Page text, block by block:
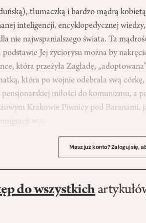
tłumaczką i bardzo mądrą
inteligencji, encyklopedycznej
nie najwspanialszego świata. Ta
Jej życiorysu można by
która przeżyła Zagładę,
która po wojnie odebrała swą
miłości do komunizmu, a
Krakowie Piwnicy pod Baranami,
w…
Masz już konto? Zaloguj się,
do wszystkich